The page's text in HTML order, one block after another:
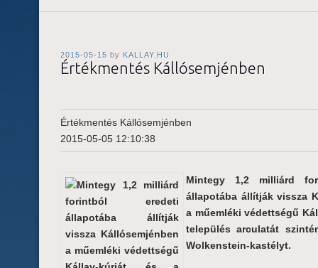
2015-05-15 by KALLAY.HU
Értékmentés Kállósemjénben
Értékmentés Kállósemjénben
2015-05-05 12:10:38
Mintegy 1,2 milliárd
állapotába állítják vissza
a műemléki védettségű
település arculatát
Wolkenstein-kastélyt.